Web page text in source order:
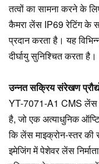
तत्वों का सामना करने के
कैमरा लेंस IP69 रेटिंग के
प्रदान करता है। यह
दीर्घायु सुनिश्चित करता है।
उन्नत सक्रिय संरेखण
YT-7071-A1 CMS लेंस
है, जो एक अत्याधुनिक
कि लेंस माइक्रोन-स्तर
इमेजिंग में पेशेवर लेंस